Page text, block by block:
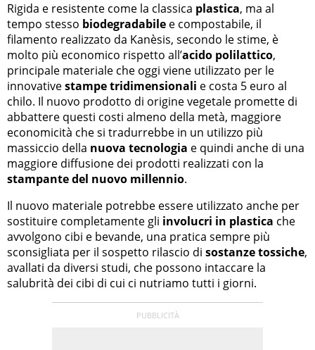
Rigida e resistente come la classica plastica, ma al
tempo stesso biodegradabile e compostabile, il
filamento realizzato da Kanèsis, secondo le stime, è
molto più economico rispetto all’acido polilattico,
principale materiale che oggi viene utilizzato per le
innovativestampe tridimensionali e costa 5 euro al
chilo. Il nuovo prodotto di origine vegetale promette di
abbattere questi costi almeno della metà, maggiore
economicità che si tradurrebbe in un utilizzo più
massiccio della nuova tecnologia e quindi anche di una
maggiore diffusione dei prodotti realizzati con la
stampante del nuovo millennio.
Il nuovo materiale potrebbe essere utilizzato anche per
sostituire completamente gli involucri in plastica che
avvolgono cibi e bevande, una pratica sempre più
sconsigliata per il sospetto rilascio di sostanze tossiche,
avallati da diversi studi, che possono intaccare la
salubrità dei cibi di cui ci nutriamo tutti i giorni.